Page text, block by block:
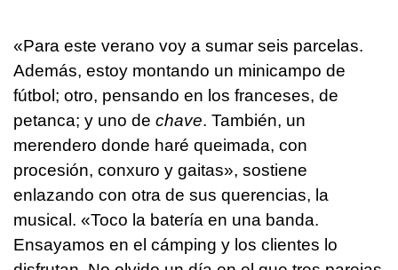
«Para este verano voy a sumar seis parcelas.
Además, estoy montando un minicampo de
fútbol; otro, pensando en los franceses, de
petanca; y uno de chave. También, un
merendero donde haré queimada, con
procesión, conxuro y gaitas», sostiene
enlazando con otra de sus querencias, la
musical. «Toco la batería en una banda.
Ensayamos en el cámping y los clientes lo